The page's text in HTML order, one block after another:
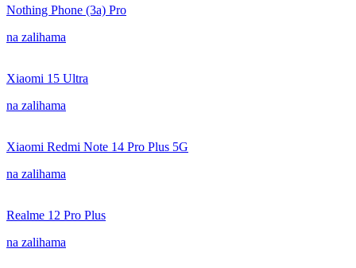
Nothing Phone (3a) Pro
na zalihama
Xiaomi 15 Ultra
na zalihama
Xiaomi Redmi Note 14 Pro Plus 5G
na zalihama
Realme 12 Pro Plus
na zalihama